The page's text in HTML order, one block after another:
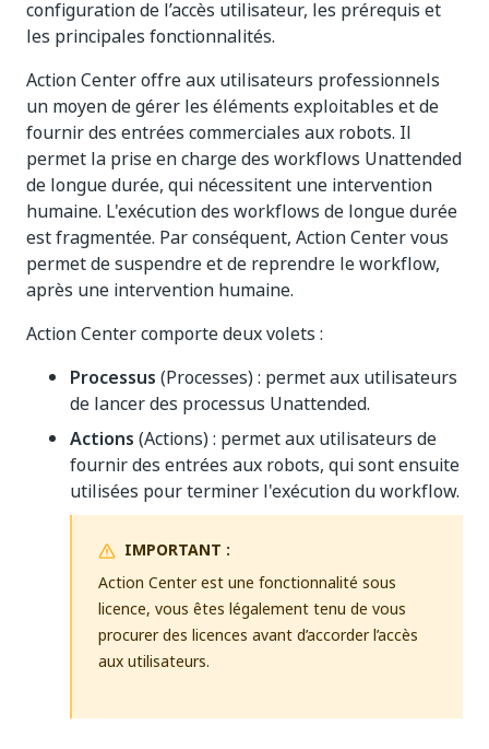
configuration de l’accès utilisateur, les prérequis et
les principales fonctionnalités.
Action Center offre aux utilisateurs professionnels
un moyen de gérer les éléments exploitables et de
fournir des entrées commerciales aux robots. Il
permet la prise en charge des workflows Unattended
de longue durée, qui nécessitent une intervention
humaine. L'exécution des workflows de longue durée
est fragmentée. Par conséquent, Action Center vous
permet de suspendre et de reprendre le workflow,
après une intervention humaine.
Action Center comporte deux volets :
Processus (Processes) : permet aux utilisateurs
de lancer des processus Unattended.
Actions (Actions) : permet aux utilisateurs de
fournir des entrées aux robots, qui sont ensuite
utilisées pour terminer l'exécution du workflow.
IMPORTANT :
Action Center est une fonctionnalité sous
licence, vous êtes légalement tenu de vous
procurer des licences avant d’accorder l’accès
aux utilisateurs.